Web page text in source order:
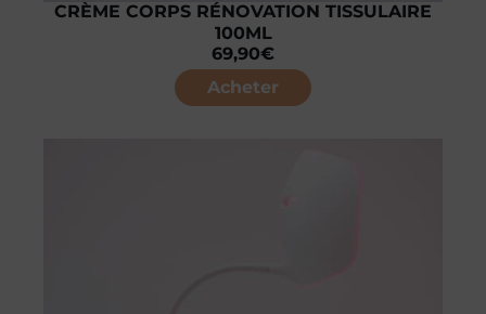
CRÈME CORPS RÉNOVATION TISSULAIRE
100ML
69,90€
Acheter